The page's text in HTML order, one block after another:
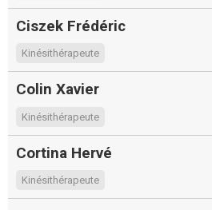
Ciszek Frédéric
Kinésithérapeute
Colin Xavier
Kinésithérapeute
Cortina Hervé
Kinésithérapeute